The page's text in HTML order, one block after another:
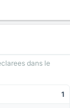
dans le
1